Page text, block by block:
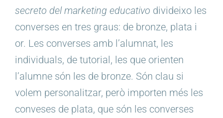
secreto del marketing educativo divideixo les
converses en tres graus: de bronze, plata i
or. Les converses amb l’alumnat, les
individuals, de tutorial, les que orienten
l’alumne són les de bronze. Són clau si
volem personalitzar, però importen més les
conveses de plata, que són les converses